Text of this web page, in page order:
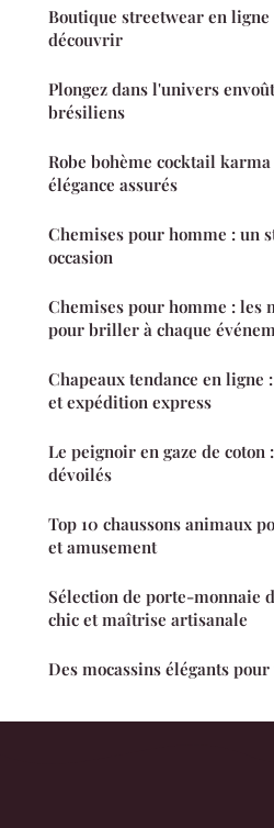
Boutique streetwear en
découvrir
Plongez dans l'univers
brésiliens
Robe bohème cocktail
élégance assurés
Chemises pour homme : un
occasion
Chemises pour homme : les
pour briller à chaque
Chapeaux tendance en ligne
et expédition express
Le peignoir en gaze de coton
dévoilés
Top 10 chaussons animaux
et amusement
Sélection de porte-monnaie
chic et maîtrise artisanale
Des mocassins élégants